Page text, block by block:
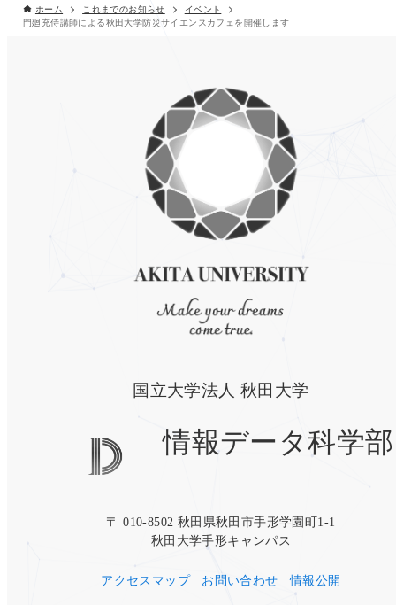
ホーム これまでのお知らせ
イベント
門廻充侍講師による秋田大学防災サイエンスカフェを開催します
国立大学法人 秋田大学
情報データ科学部
〒 010-8502 秋田県秋田市手形学園町1-1
秋田大学手形キャンパス
アクセスマップ お問い合わせ 情報公開